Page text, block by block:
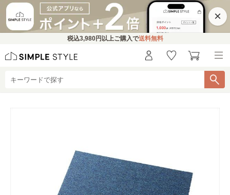
×
税込3,980円 以上ご購入で送料無料